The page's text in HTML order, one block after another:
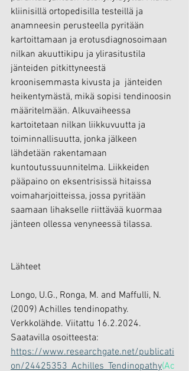
kliinisillä ortopedisilla testeillä ja
anamneesin perusteella pyritään
kartoittamaan ja erotusdiagnosoimaan
nilkan akuuttikipu ja ylirasitustila
jänteiden pitkittyneestä
kroonisemmasta kivusta ja  jänteiden
heikentymästä, mikä sopisi tendinoosin
määritelmään. Alkuvaiheessa
kartoitetaan nilkan liikkuvuutta ja
toiminnallisuutta, jonka jälkeen
lähdetään rakentamaan
kuntoutussuunnitelma. Liikkeiden
pääpaino on eksentrisissä hitaissa
voimaharjoitteissa, jossa pyritään
saamaan lihakselle riittävää kuormaa
jänteen ollessa venyneessä tilassa.
Lähteet
Longo, U.G., Ronga, M. and Maffulli, N.
(2009) Achilles tendinopathy.
Verkkolähde. Viitattu 16.2.2024.
Saatavilla osoitteesta:
https://www.researchgate.net/publicati
on/24425353_Achilles_Tendinopathy(Ac